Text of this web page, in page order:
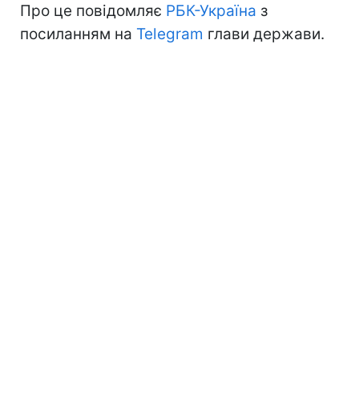
Про це повідомляє РБК-Україна з
посиланням на Telegram глави держави.